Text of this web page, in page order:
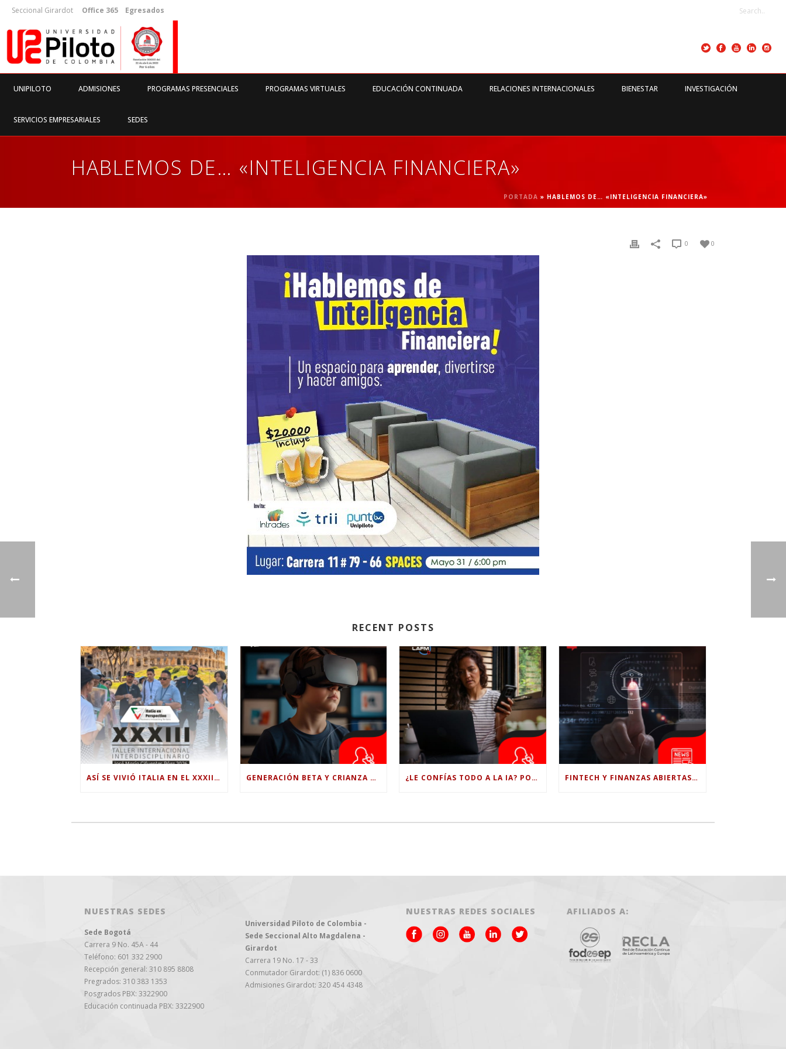
Seccional Girardot Office 365 Egresados
UNIPILOTO ADMISIONES PROGRAMAS PRESENCIALES PROGRAMAS VIRTUALES EDUCACIÓN CONTINUADA RELACIONES INTERNACIONALES BIENESTAR INVESTIGACIÓN
SERVICIOS EMPRESARIALES SEDES
HABLEMOS DE… «INTELIGENCIA FINANCIERA»
PORTADA » HABLEMOS DE… «INTELIGENCIA FINANCIERA»
0
0
RECENT POSTS
ASÍ SE VIVIÓ ITALIA EN EL XXXIII TALLER INTERNACIONAL INTERDISCIPLINAR GENERACIÓN BETA Y CRIANZA DIGITAL: LOS RETOS DE CRIAR HIJOS EN LA ERA DE LA INTELIGENCIA ARTIFICIAL ¿LE CONFÍAS TODO A LA IA? POR QUÉ LA PSICÓLOGA DICE QUE ESO PUEDE COSTARTE TUS PROPIAS HABILIDADES FINTECH Y FINANZAS ABIERTAS: RETOS PARA EL NUEVO GOBIERNO COLOMBIANO
NUESTRAS SEDES
Sede Bogotá
Carrera 9 No. 45A - 44
Teléfono: 601 332 2900
Recepción general: 310 895 8808
Pregrados: 310 383 1353
Posgrados PBX: 3322900
Educación continuada PBX: 3322900
Universidad Piloto de Colombia -
Sede Seccional Alto Magdalena -
Girardot
Carrera 19 No. 17 - 33
Conmutador Girardot: (1) 836 0600
Admisiones Girardot: 320 454 4348
NUESTRAS REDES SOCIALES AFILIADOS A: